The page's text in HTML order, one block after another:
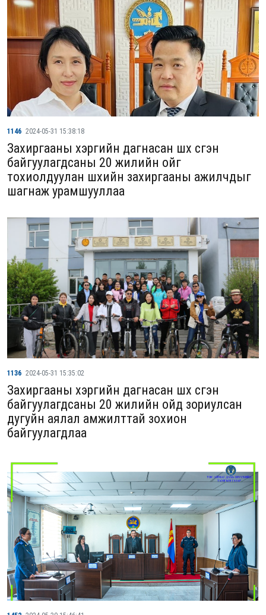
1146 2024-05-31 15:38:18
Захиргааны хэргийн дагнасан шүүх үүсгэн
байгуулагдсаны 20 жилийн ойг
тохиолдуулан шүүхийн захиргааны ажилчдыг
шагнаж урамшууллаа
1136 2024-05-31 15:35:02
Захиргааны хэргийн дагнасан шүүх үүсгэн
байгуулагдсаны 20 жилийн ойд зориулсан
дугуйн аялал амжилттай зохион
байгуулагдлаа